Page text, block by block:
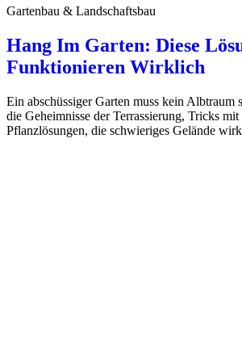
Gartenbau & Landschaftsbau
Hang Im Garten: Diese
Funktionieren Wirklich
Ein abschüssiger Garten muss kein Albtraum
die Geheimnisse der Terrassierung, Tricks
Pflanzlösungen, die schwieriges Gelände